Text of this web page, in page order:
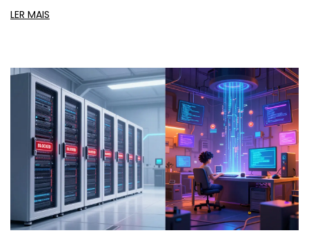
e avaliações clínicas reais.
LER MAIS